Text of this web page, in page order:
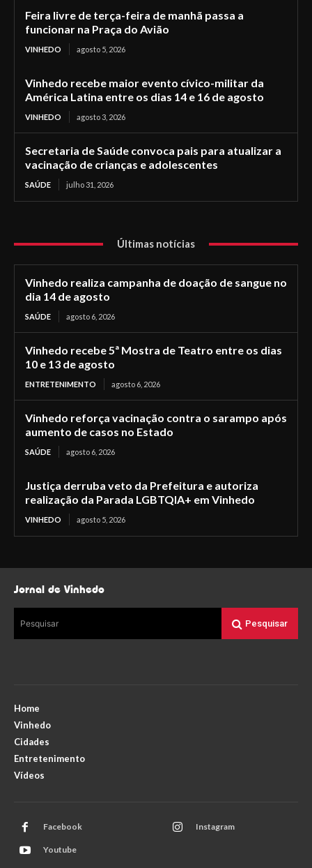
Feira livre de terça-feira de manhã passa a
funcionar na Praça do Avião
VINHEDO agosto 5, 2026
Vinhedo recebe maior evento cívico-militar da
América Latina entre os dias 14 e 16 de agosto
VINHEDO agosto 3, 2026
Secretaria de Saúde convoca pais para atualizar a
vacinação de crianças e adolescentes
SAÚDE julho 31, 2026
Últimas notícias
Vinhedo realiza campanha de doação de sangue no
dia 14 de agosto
SAÚDE agosto 6, 2026
Vinhedo recebe 5ª Mostra de Teatro entre os dias
10 e 13 de agosto
ENTRETENIMENTO agosto 6, 2026
Vinhedo reforça vacinação contra o sarampo após
aumento de casos no Estado
SAÚDE agosto 6, 2026
Justiça derruba veto da Prefeitura e autoriza
realização da Parada LGBTQIA+ em Vinhedo
VINHEDO agosto 5, 2026
Jornal de Vinhedo
Pesquisar Pesquisar
Home
Vinhedo
Cidades
Entretenimento
Vídeos
Facebook Instagram
Youtube